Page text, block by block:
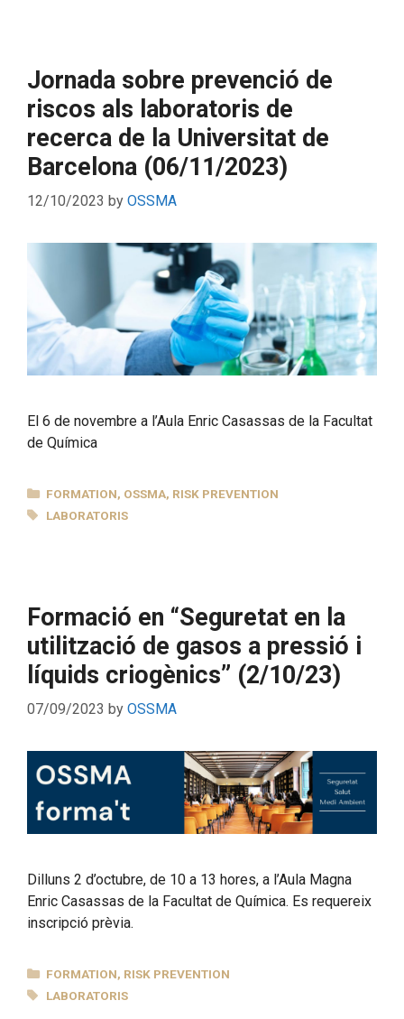
Jornada sobre prevenció de
riscos als laboratoris de
recerca de la Universitat de
Barcelona (06/11/2023)
12/10/2023 by OSSMA
El 6 de novembre a l’Aula Enric Casassas de la Facultat
de Química
CATEGORIES
FORMATION, OSSMA, RISK PREVENTION
TAGS
LABORATORIS
Formació en “Seguretat en la
utilització de gasos a pressió i
líquids criogènics” (2/10/23)
07/09/2023 by OSSMA
Dilluns 2 d’octubre, de 10 a 13 hores, a l’Aula Magna
Enric Casassas de la Facultat de Química. Es requereix
inscripció prèvia.
CATEGORIES
FORMATION, RISK PREVENTION
TAGS
LABORATORIS